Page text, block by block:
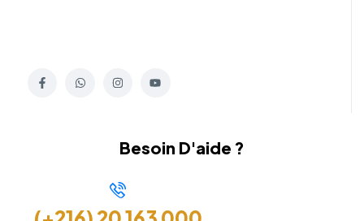
Besoin D'aide ?